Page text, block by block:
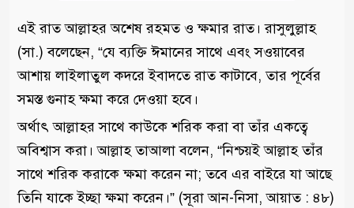
এই রাত আল্লাহর অশেষ রহমত ও ক্ষমার রাত। রাসুলুল্লাহ
(সা.) বলেছেন, “যে ব্যক্তি ঈমানের সাথে এবং সওয়াবের
আশায় লাইলাতুল কদরে ইবাদতে রাত কাটাবে, তার পূর্বের
সমস্ত গুনাহ ক্ষমা করে দেওয়া হবে।
অর্থাৎ আল্লাহর সাথে কাউকে শরিক করা বা তাঁর একত্বে
অবিশ্বাস করা। আল্লাহ তাআলা বলেন, “নিশ্চয়ই আল্লাহ তাঁর
সাথে শরিক করাকে ক্ষমা করেন না; তবে এর বাইরে যা আছে
তিনি যাকে ইচ্ছা ক্ষমা করেন।” (সূরা আন-নিসা, আয়াত : ৪৮)